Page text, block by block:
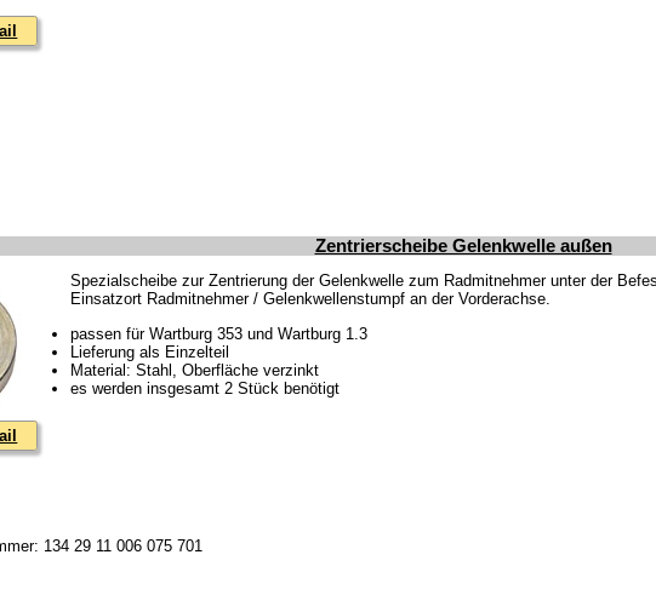
Zentrierscheibe Gelenkwelle außen
Spezialscheibe zur Zentrierung der Gelenkwelle zum Radmitnehmer unter der
Einsatzort Radmitnehmer / Gelenkwellenstumpf an der Vorderachse.
passen für Wartburg 353 und Wartburg 1.3
Lieferung als Einzelteil
Material: Stahl, Oberfläche verzinkt
es werden insgesamt 2 Stück benötigt
134 29 11 006 075 701